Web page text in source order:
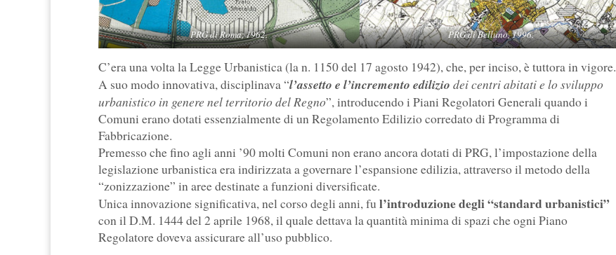
PRG di Roma, 1962. PRG di Belluno, 1996.
C’era una volta la Legge Urbanistica (la n. 1150 del 17 agosto 1942), che, per inciso, è tuttora in vigore.
A suo modo innovativa, disciplinava “l’assetto e l’incremento edilizio dei centri abitati e lo sviluppo
urbanistico in genere nel territorio del Regno”, introducendo i Piani Regolatori Generali quando i
Comuni erano dotati essenzialmente di un Regolamento Edilizio corredato di Programma di
Fabbricazione.
Premesso che fino agli anni ’90 molti Comuni non erano ancora dotati di PRG, l’impostazione della
legislazione urbanistica era indirizzata a governare l’espansione edilizia, attraverso il metodo della
“zonizzazione” in aree destinate a funzioni diversificate.
Unica innovazione significativa, nel corso degli anni, fu l’introduzione degli “standard urbanistici”
con il D.M. 1444 del 2 aprile 1968, il quale dettava la quantità minima di spazi che ogni Piano
Regolatore doveva assicurare all’uso pubblico.